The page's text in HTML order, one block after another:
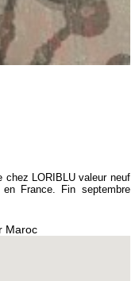
chez LORIBLU valeur neuf
France. Fin septembre
Maroc